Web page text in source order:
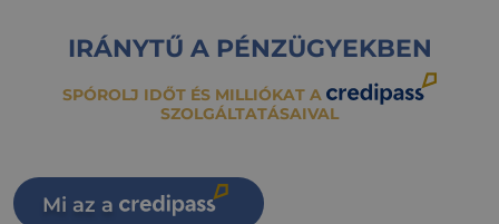
IRÁNYTŰ A PÉNZÜGYEKBEN
SPÓROLJ IDŐT ÉS MILLIÓKAT A
SZOLGÁLTATÁSAIVAL
Mi az a